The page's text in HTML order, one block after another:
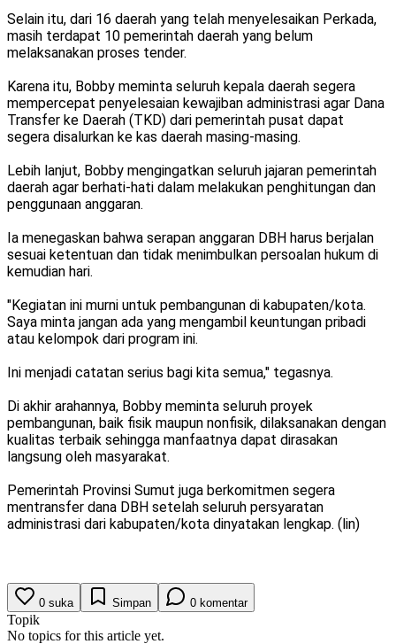
Selain itu, dari 16 daerah yang telah menyelesaikan Perkada,
masih terdapat 10 pemerintah daerah yang belum
melaksanakan proses tender.
Karena itu, Bobby meminta seluruh kepala daerah segera
mempercepat penyelesaian kewajiban administrasi agar Dana
Transfer ke Daerah (TKD) dari pemerintah pusat dapat
segera disalurkan ke kas daerah masing-masing.
Lebih lanjut, Bobby mengingatkan seluruh jajaran pemerintah
daerah agar berhati-hati dalam melakukan penghitungan dan
penggunaan anggaran.
Ia menegaskan bahwa serapan anggaran DBH harus berjalan
sesuai ketentuan dan tidak menimbulkan persoalan hukum di
kemudian hari.
"Kegiatan ini murni untuk pembangunan di kabupaten/kota.
Saya minta jangan ada yang mengambil keuntungan pribadi
atau kelompok dari program ini.
Ini menjadi catatan serius bagi kita semua," tegasnya.
Di akhir arahannya, Bobby meminta seluruh proyek
pembangunan, baik fisik maupun nonfisik, dilaksanakan dengan
kualitas terbaik sehingga manfaatnya dapat dirasakan
langsung oleh masyarakat.
Pemerintah Provinsi Sumut juga berkomitmen segera
mentransfer dana DBH setelah seluruh persyaratan
administrasi dari kabupaten/kota dinyatakan lengkap. (lin)
0 suka Simpan 0 komentar
Topik
No topics for this article yet.